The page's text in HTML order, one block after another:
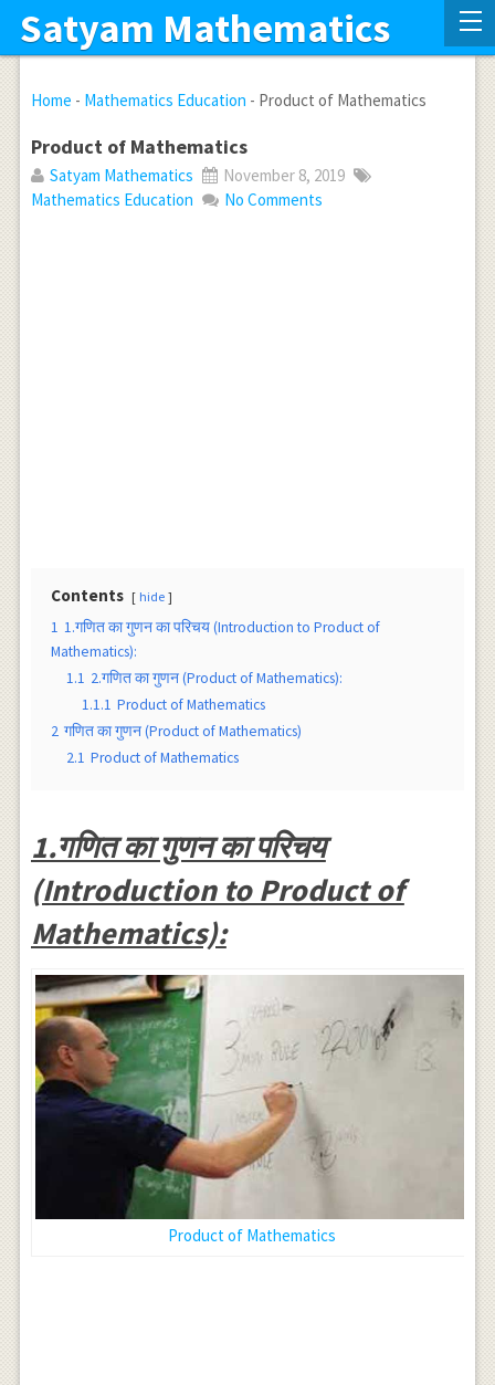
Satyam Mathematics
Home - Mathematics Education - Product of Mathematics
Product of Mathematics
Satyam Mathematics
November 8, 2019
Mathematics Education
No Comments
Contents hide
1 1.गणित का गुणन का परिचय (Introduction to Product of
Mathematics):
1.1 2.गणित का गुणन (Product of Mathematics):
1.1.1 Product of Mathematics
2 गणित का गुणन (Product of Mathematics)
2.1 Product of Mathematics
1.गणित का गुणन का परिचय
(Introduction to Product of
Mathematics):
Product of Mathematics